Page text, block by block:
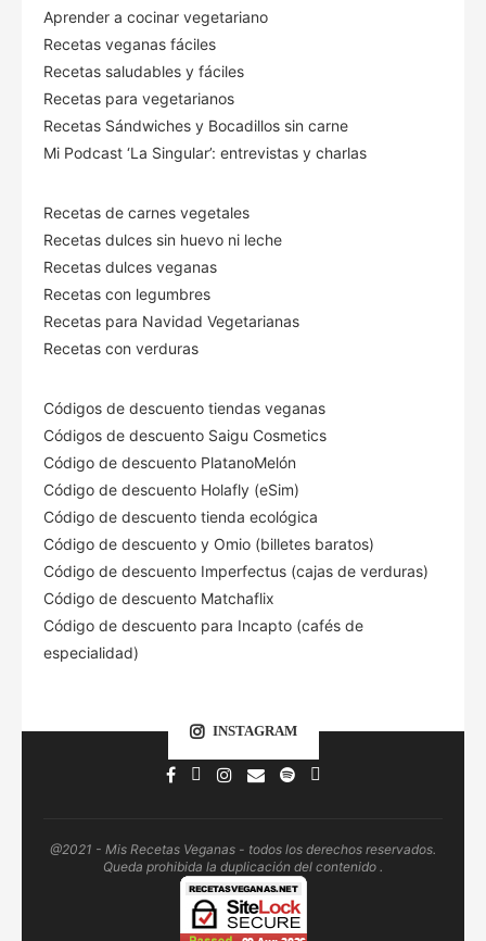
Aprender a cocinar vegetariano
Recetas veganas fáciles
Recetas saludables y fáciles
Recetas para vegetarianos
Recetas Sándwiches y Bocadillos sin carne
Mi Podcast ‘La Singular’: entrevistas y charlas
Recetas de carnes vegetales
Recetas dulces sin huevo ni leche
Recetas dulces veganas
Recetas con legumbres
Recetas para Navidad Vegetarianas
Recetas con verduras
Códigos de descuento tiendas veganas
Códigos de descuento Saigu Cosmetics
Código de descuento PlatanoMelón
Código de descuento Holafly (eSim)
Código de descuento tienda ecológica
Código de descuento y Omio (billetes baratos)
Código de descuento Imperfectus (cajas de verduras)
Código de descuento Matchaflix
Código de descuento para Incapto (cafés de
especialidad)
INSTAGRAM
@2021 - Mis Recetas Veganas - todos los derechos reservados.
Queda prohibida la duplicación del contenido .